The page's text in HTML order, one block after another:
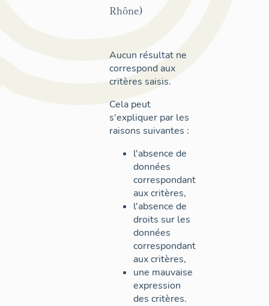
Rhône)
Aucun résultat ne
correspond aux
critères saisis.
Cela peut
s'expliquer par les
raisons suivantes :
l'absence de
données
correspondant
aux critères,
l'absence de
droits sur les
données
correspondant
aux critères,
une mauvaise
expression
des critères.